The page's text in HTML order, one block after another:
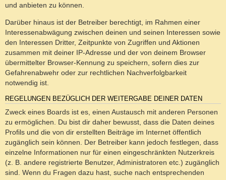
und anbieten zu können.
Darüber hinaus ist der Betreiber berechtigt, im Rahmen einer
Interessenabwägung zwischen deinen und seinen Interessen sowie
den Interessen Dritter, Zeitpunkte von Zugriffen und Aktionen
zusammen mit deiner IP-Adresse und der von deinem Browser
übermittelter Browser-Kennung zu speichern, sofern dies zur
Gefahrenabwehr oder zur rechtlichen Nachverfolgbarkeit
notwendig ist.
REGELUNGEN BEZÜGLICH DER WEITERGABE DEINER DATEN
Zweck eines Boards ist es, einen Austausch mit anderen Personen
zu ermöglichen. Du bist dir daher bewusst, dass die Daten deines
Profils und die von dir erstellten Beiträge im Internet öffentlich
zugänglich sein können. Der Betreiber kann jedoch festlegen, dass
einzelne Informationen nur für einen eingeschränkten Nutzerkreis
(z. B. andere registrierte Benutzer, Administratoren etc.) zugänglich
sind. Wenn du Fragen dazu hast, suche nach entsprechenden